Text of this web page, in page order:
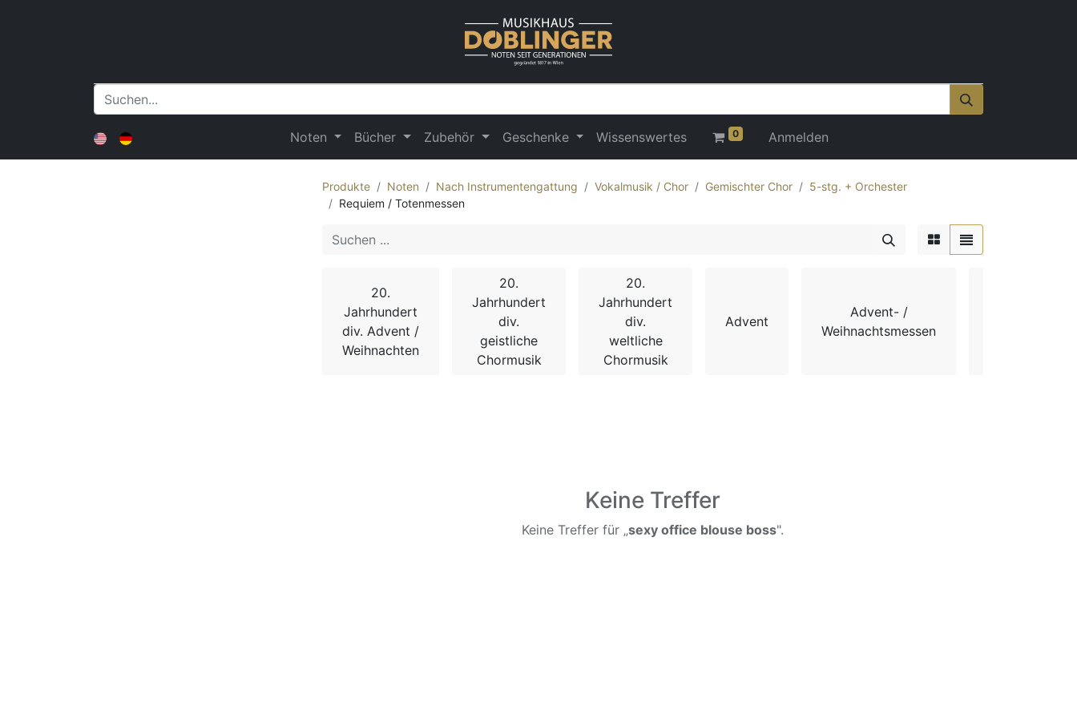
Noten Bücher Zubehör Geschenke Wissenswertes 0 Anmelden
Produkte Noten Nach Instrumentengattung Vokalmusik / Chor Gemischter Chor
5-stg. + Orchester
Requiem / Totenmessen
20.
Jahrhundert
div. Advent /
Weihnachten
20.
Jahrhundert
div.
geistliche
Chormusik
20.
Jahrhundert
div.
weltliche
Chormusik
Advent
Advent- /
Weihnachtsmessen
Keine Treffer
Keine Treffer für „sexy office blouse boss".